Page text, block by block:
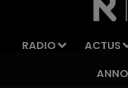
RADIO ACTUS